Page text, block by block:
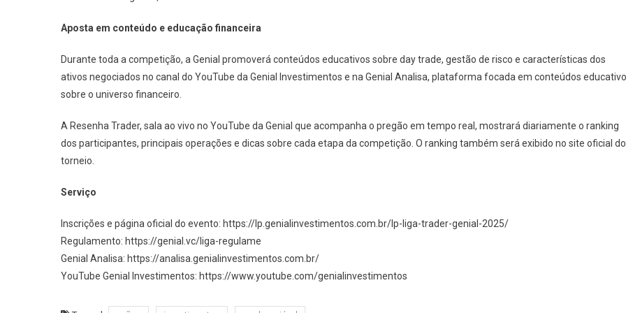
Aposta em conteúdo e educação financeira
Durante toda a competição, a Genial promoverá conteúdos educativos sobre day trade, gestão de risco e características dos
ativos negociados no canal do YouTube da Genial Investimentos e na Genial Analisa, plataforma focada em conteúdos
sobre o universo financeiro.
A Resenha Trader, sala ao vivo no YouTube da Genial que acompanha o pregão em tempo real, mostrará diariamente o ranking
dos participantes, principais operações e dicas sobre cada etapa da competição. O ranking também será exibido no site oficial do
torneio.
Serviço
Inscrições e página oficial do evento: https://lp.genialinvestimentos.com.br/lp-liga-trader-genial-2025/
Regulamento: https://genial.vc/liga-regulame
Genial Analisa: https://analisa.genialinvestimentos.com.br/
YouTube Genial Investimentos: https://www.youtube.com/genialinvestimentos